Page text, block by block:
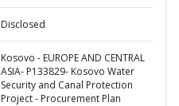
Disclosed
Kosovo - EUROPE AND CENTRAL
ASIA- P133829- Kosovo Water
Security and Canal Protection
Project - Procurement Plan